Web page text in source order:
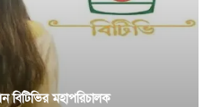
বিটিভির মহাপরিচালক